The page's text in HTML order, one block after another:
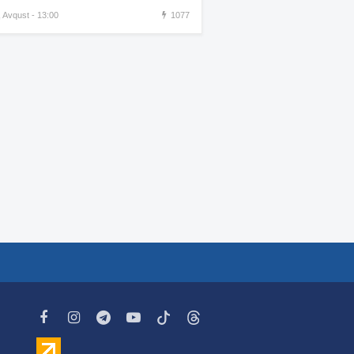
Daha bir qadın estetik
əməliyyatdan sonra öldü
Avqust - 13:00 1077